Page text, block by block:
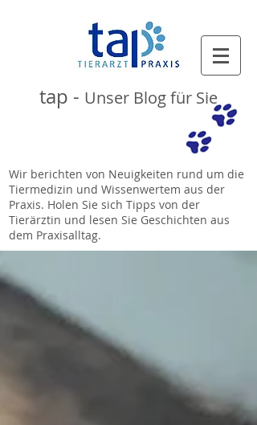
tap - Unser Blog für Sie
Wir berichten von Neuigkeiten rund um die
Tiermedizin und Wissenwertem aus der
Praxis. Holen Sie sich Tipps von der
Tierärztin und lesen Sie Geschichten aus
dem Praxisalltag.